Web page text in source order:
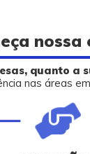
nossa
quanto
nas áreas